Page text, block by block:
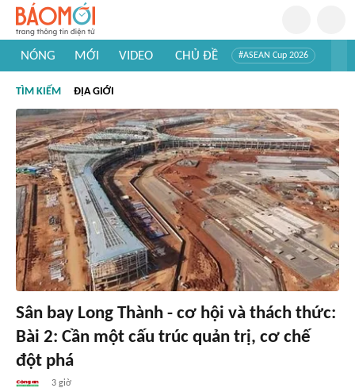
NÓNG MỚI VIDEO CHỦ ĐỀ #ASEAN Cup 2026
#Khám phá thế giới
TÌM KIẾM ĐỊA GIỚI
Sân bay Long Thành - cơ hội và thách thức:
Bài 2: Cần một cấu trúc quản trị, cơ chế
đột phá
3 giờ